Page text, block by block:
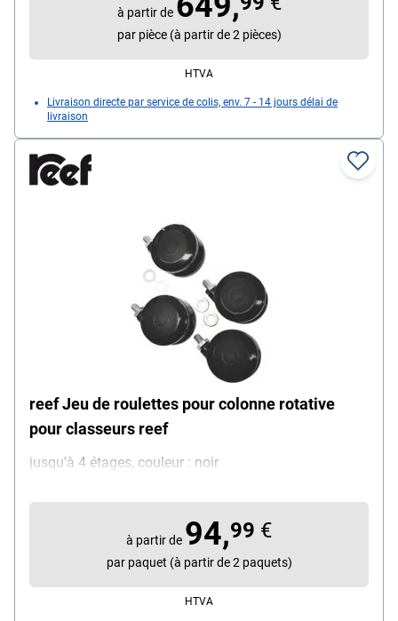
à partir de
par pièce (à partir de 2 pièces)
HTVA
Livraison directe par service de colis, env. 7 - 14 jours délai de
livraison
reef Jeu de roulettes pour colonne rotative
pour classeurs reef
jusqu'à 4 étages, couleur : noir
à partir de 94,99 €
par paquet (à partir de 2 paquets)
HTVA